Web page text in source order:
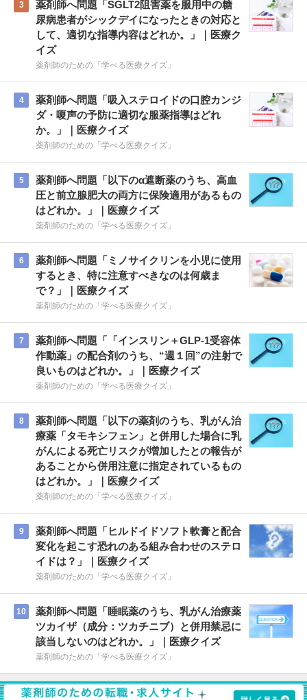
3
薬剤師へ問題「SGLT2阻害薬を服用中の糖
尿病患者がシックデイになったときの対応と
して、適切な指導内容はどれか。」｜医療ク
イズ
薬剤師のための「学べる医療クイズ」
4
薬剤師へ問題「吸入ステロイドの口腔カンジ
ダ・嗄声の予防に適切な服薬指導はどれ
か。」｜医療クイズ
薬剤師のための「学べる医療クイズ」
5
薬剤師へ問題「以下のα遮断薬のうち、高血
圧と前立腺肥大の両方に保険適用があるもの
はどれか。」｜医療クイズ
薬剤師のための「学べる医療クイズ」
6
薬剤師へ問題「ミノサイクリンを小児に使用
するとき、特に注意すべきなのは何歳ま
で？」｜医療クイズ
薬剤師のための「学べる医療クイズ」
7
薬剤師へ問題「「インスリン＋GLP-1受容体
作動薬」の配合剤のうち、“週１回”の注射で
良いものはどれか。」｜医療クイズ
薬剤師のための「学べる医療クイズ」
8
薬剤師へ問題「以下の薬剤のうち、乳がん治
療薬「タモキシフェン」と併用した場合に乳
がんによる死亡リスクが増加したとの報告が
あることから併用注意に指定されているもの
はどれか。」｜医療クイズ
薬剤師のための「学べる医療クイズ」
9
薬剤師へ問題「ヒルドイドソフト軟膏と配合
変化を起こす恐れのある組み合わせのステロ
イドは？」｜医療クイズ
薬剤師のための「学べる医療クイズ」
10
薬剤師へ問題「睡眠薬のうち、乳がん治療薬
ツカイザ（成分：ツカチニブ）と併用禁忌に
該当しないのはどれか。」｜医療クイズ
薬剤師のための「学べる医療クイズ」